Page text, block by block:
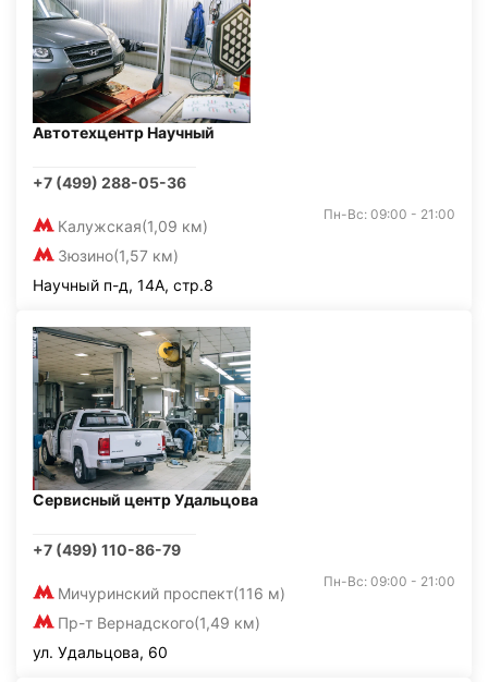
Автотехцентр Научный
+7 (499) 288-05-36
Калужская(1,09 км)
Зюзино(1,57 км)
Пн-Вс: 09:00 - 21:00
Научный п-д, 14А, стр.8
Сервисный центр Удальцова
+7 (499) 110-86-79
Мичуринский проспект(116 м)
Пр-т Вернадского(1,49 км)
Пн-Вс: 09:00 - 21:00
ул. Удальцова, 60